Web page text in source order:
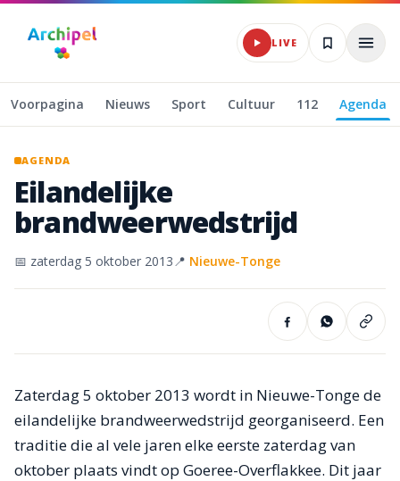
Naar hoofdinhoud
LIVE
Voorpagina Nieuws Sport Cultuur 112 Agenda
AGENDA
Eilandelijke
brandweerwedstrijd
📅 zaterdag 5 oktober 2013📍 Nieuwe-Tonge
Zaterdag 5 oktober 2013 wordt in Nieuwe-Tonge de
eilandelijke brandweerwedstrijd georganiseerd. Een
traditie die al vele jaren elke eerste zaterdag van
oktober plaats vindt op Goeree-Overflakkee. Dit jaar